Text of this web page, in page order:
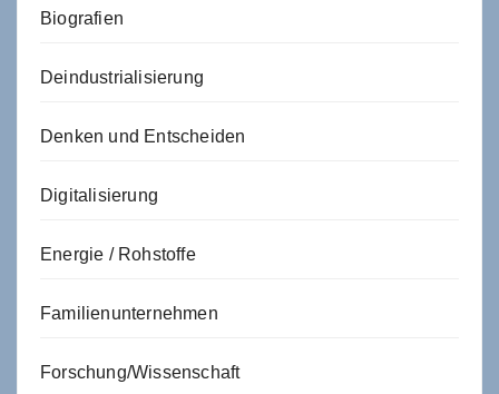
Biografien
Deindustrialisierung
Denken und Entscheiden
Digitalisierung
Energie / Rohstoffe
Familienunternehmen
Forschung/Wissenschaft